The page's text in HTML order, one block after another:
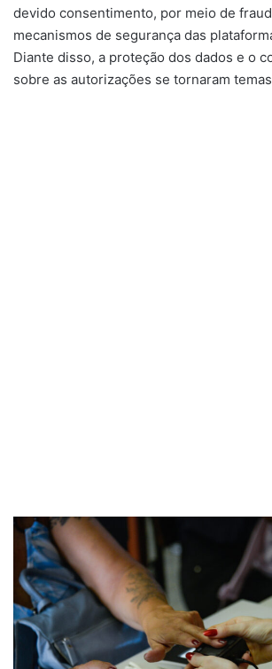
devido consentimento, por meio de
mecanismos de segurança das
Diante disso, a proteção dos dados e o
sobre as autorizações se tornaram